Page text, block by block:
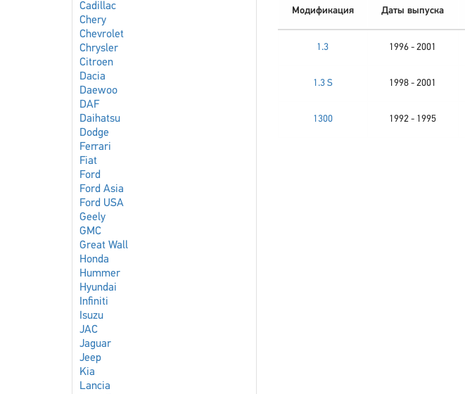
Cadillac
Chery
Chevrolet
Chrysler
Citroen
Dacia
Daewoo
DAF
Daihatsu
Dodge
Ferrari
Fiat
Ford
Ford Asia
Ford USA
Geely
GMC
Great Wall
Honda
Hummer
Hyundai
Infiniti
Isuzu
JAC
Jaguar
Jeep
Kia
Lancia
Модификация Даты выпуска
1.3 1996 - 2001
1.3 S 1998 - 2001
1300 1992 - 1995